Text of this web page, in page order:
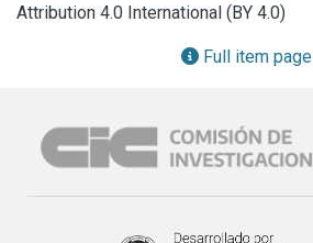
Attribution 4.0 International (BY 4.0)
Full item page